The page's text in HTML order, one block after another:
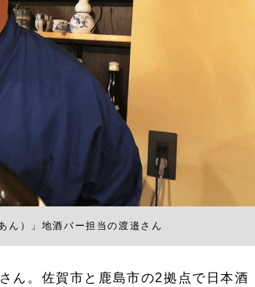
ん）」地酒バー担当の渡邉さん
ん。佐賀市と鹿島市の2拠点で日本酒